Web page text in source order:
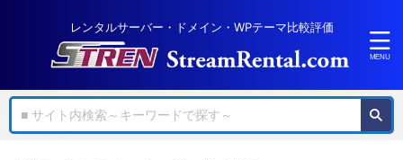
レンタルサーバー・ドメイン・WPテーマ比較評価